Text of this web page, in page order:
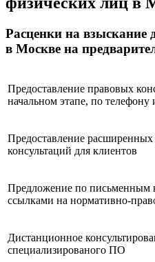
Расценки на взыскание
в Москве на
Предоставление правовых
начальном этапе, по телефону
Предоставление
консультаций для клиентов
Предложение по письменным
ссылками на нормативно-
Дистанционное
специализированого ПО